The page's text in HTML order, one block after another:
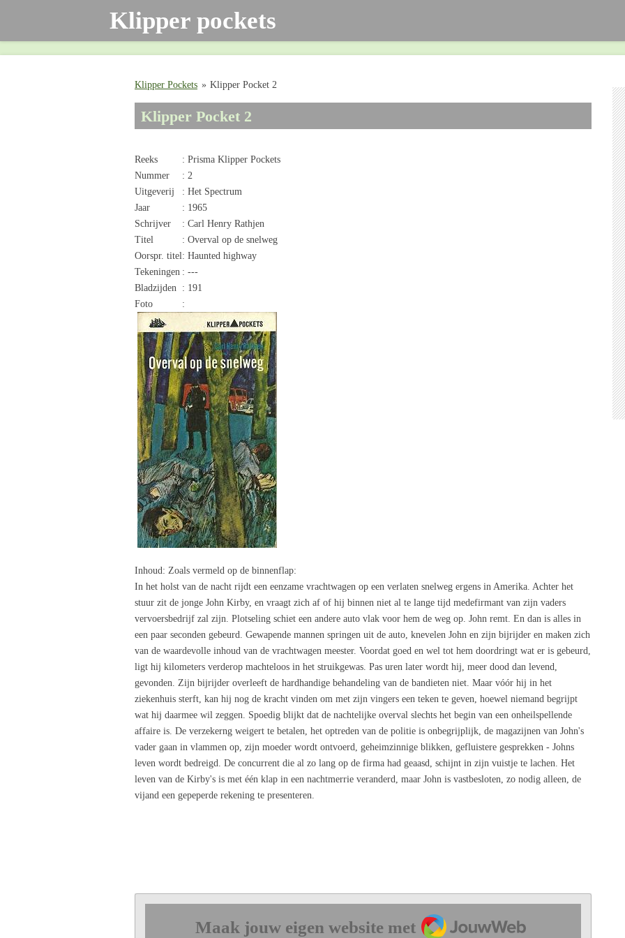
Klipper pockets
Klipper Pockets » Klipper Pocket 2
Klipper Pocket 2
Reeks
: Prisma Klipper Pockets
Nummer
: 2
Uitgeverij
: Het Spectrum
Jaar
: 1965
Schrijver
: Carl Henry Rathjen
Titel
: Overval op de snelweg
Oorspr. titel : Haunted highway
Tekeningen : ---
Bladzijden
: 191
Foto
:
Inhoud : Zoals vermeld op de binnenflap:
In het holst van de nacht rijdt een eenzame vrachtwagen op een verlaten snelweg ergens in Amerika. Achter het
stuur zit de jonge John Kirby, en vraagt zich af of hij binnen niet al te lange tijd medefirmant van zijn vaders
vervoersbedrijf zal zijn. Plotseling schiet een andere auto vlak voor hem de weg op. John remt. En dan is alles in
een paar seconden gebeurd. Gewapende mannen springen uit de auto, knevelen John en zijn bijrijder en maken zich
van de waardevolle inhoud van de vrachtwagen meester. Voordat goed en wel tot hem doordringt wat er is gebeurd,
ligt hij kilometers verderop machteloos in het struikgewas. Pas uren later wordt hij, meer dood dan levend,
gevonden. Zijn bijrijder overleeft de hardhandige behandeling van de bandieten niet. Maar vóór hij in het
ziekenhuis sterft, kan hij nog de kracht vinden om met zijn vingers een teken te geven, hoewel niemand begrijpt
wat hij daarmee wil zeggen. Spoedig blijkt dat de nachtelijke overval slechts het begin van een onheilspellende
affaire is. De verzekerng weigert te betalen, het optreden van de politie is onbegrijplijk, de magazijnen van John's
vader gaan in vlammen op, zijn moeder wordt ontvoerd, geheimzinnige blikken, gefluistere gesprekken - Johns
leven wordt bedreigd. De concurrent die al zo lang op de firma had geaasd, schijnt in zijn vuistje te lachen. Het
leven van de Kirby's is met één klap in een nachtmerrie veranderd, maar John is vastbesloten, zo nodig alleen, de
vijand een gepeperde rekening te presenteren.
Maak jouw eigen website met JouwWeb